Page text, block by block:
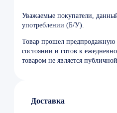
Уважаемые покупатели,
употреблении (Б/У).
Товар прошел предпродажную
состоянии и готов к
товаром не является
Доставка